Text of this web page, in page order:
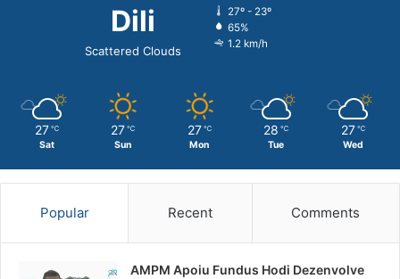
Dili
Scattered Clouds
27º - 23º
65%
1.2 km/h
27 ℃
Sat
27 ℃
Sun
27 ℃
Mon
28 ℃
Tue
27 ℃
Wed
Popular Recent Comments
AMPM Apoiu Fundus Hodi Dezenvolve